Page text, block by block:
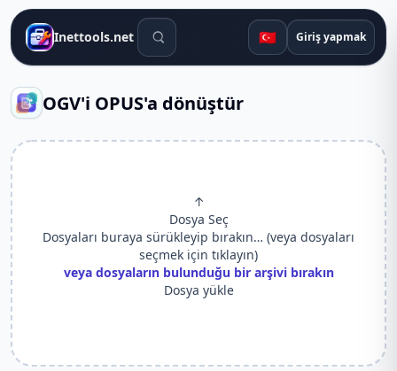
Inettools.net Arama araçları 🇹🇷 Giriş yapmak
OGV'i OPUS'a dönüştür
↑
Dosya Seç
Dosyaları buraya sürükleyip bırakın… (veya dosyaları
seçmek için tıklayın)
veya dosyaların bulunduğu bir arşivi bırakın
Dosya yükle